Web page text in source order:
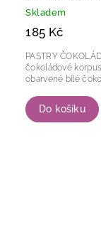
Skladem
185 Kč
Do košíku
PASTRY
čokoládové korpusy